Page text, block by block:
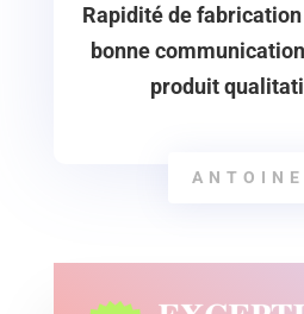
Rapidité de
bonne
produit